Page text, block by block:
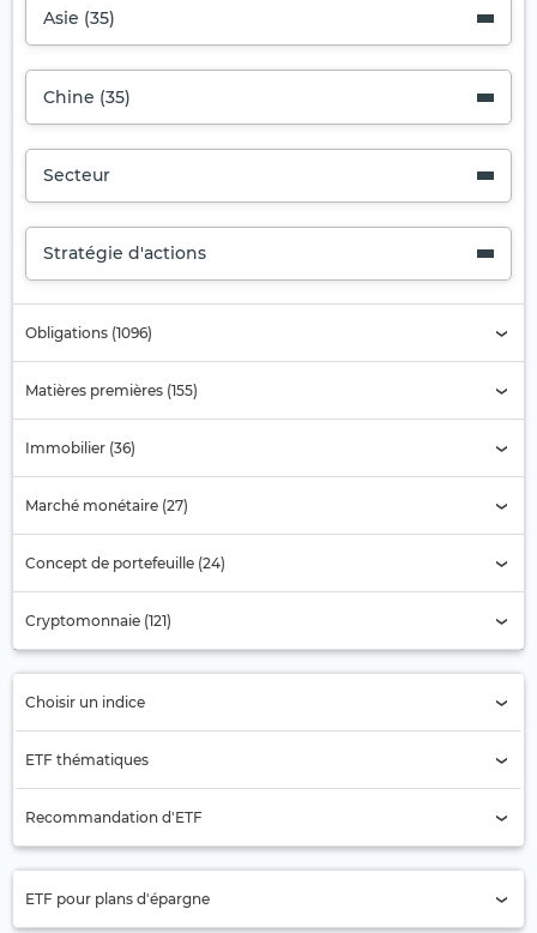
Asie (35)
Chine (35)
Secteur
Stratégie d'actions
Obligations (1096)
Matières premières (155)
Immobilier (36)
Marché monétaire (27)
Concept de portefeuille (24)
Cryptomonnaie (121)
Choisir un indice
Sélection de l'indice
ETF thématiques
Aérospatiale
Alimentation et Boissons
Recommandation d'ETF
Actions Asie-Pacifique (ex Japon)
ETF pour plans d'épargne